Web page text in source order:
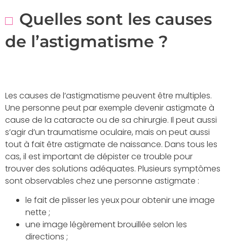
Quelles sont les causes
de l’astigmatisme ?
Les causes de l’astigmatisme peuvent être multiples.
Une personne peut par exemple devenir astigmate à
cause de la cataracte ou de sa chirurgie. Il peut aussi
s’agir d’un traumatisme oculaire, mais on peut aussi
tout à fait être astigmate de naissance. Dans tous les
cas, il est important de dépister ce trouble pour
trouver des solutions adéquates. Plusieurs symptômes
sont observables chez une personne astigmate :
le fait de plisser les yeux pour obtenir une image
nette ;
une image légèrement brouillée selon les
directions ;